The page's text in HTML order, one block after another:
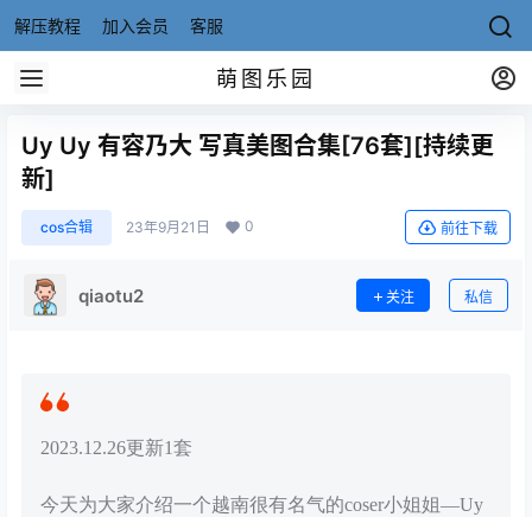
解压教程 加入会员 客服
萌图乐园
Uy Uy 有容乃大 写真美图合集[76套][持续更
新]
cos合辑 23年9月21日 0 前往下载
qiaotu2 关注 私信
2023.12.26更新1套
今天为大家介绍一个越南很有名气的coser小姐姐—Uy